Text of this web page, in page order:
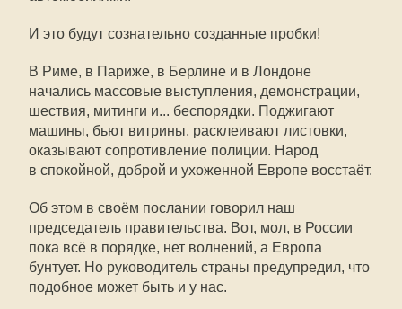
И это будут сознательно созданные пробки!
В Риме, в Париже, в Берлине и в Лондоне
начались массовые выступления, демонстрации,
шествия, митинги и... беспорядки. Поджигают
машины, бьют витрины, расклеивают листовки,
оказывают сопротивление полиции. Народ
в спокойной, доброй и ухоженной Европе восстаёт.
Об этом в своём послании говорил наш
председатель правительства. Вот, мол, в России
пока всё в порядке, нет волнений, а Европа
бунтует. Но руководитель страны предупредил, что
подобное может быть и у нас.